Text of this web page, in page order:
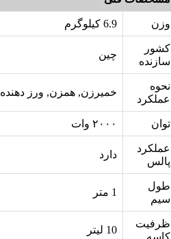
وزن 6.9 کیلوگرم
کشور
سازنده
چین
نحوه
عملکرد
خمیرزن, همزن, ورز دهنده
توان ۲۰۰۰ وات
عملکرد
پالس
دارد
طول
سیم
1 متر
ظرفیت
کاسه
10 لیتر